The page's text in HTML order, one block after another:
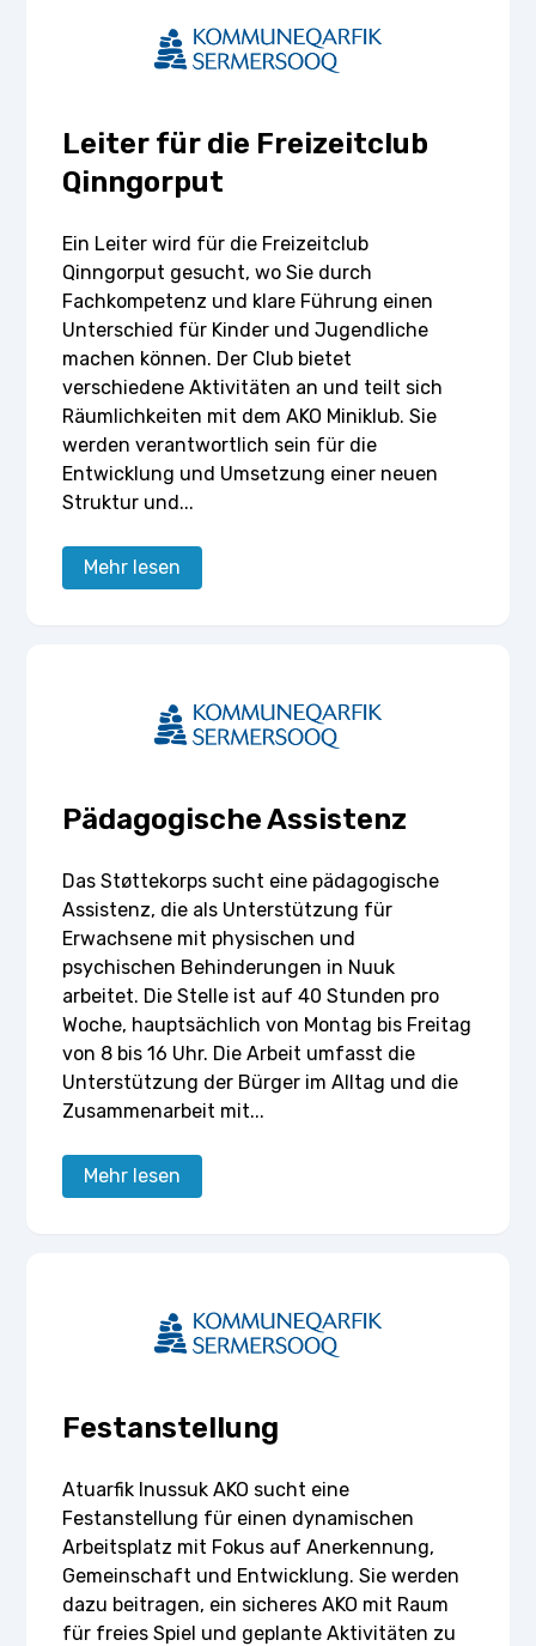
Leiter für die Freizeitclub
Qinngorput
Ein Leiter wird für die Freizeitclub
Qinngorput gesucht, wo Sie durch
Fachkompetenz und klare Führung einen
Unterschied für Kinder und Jugendliche
machen können. Der Club bietet
verschiedene Aktivitäten an und teilt sich
Räumlichkeiten mit dem AKO Miniklub. Sie
werden verantwortlich sein für die
Entwicklung und Umsetzung einer neuen
Struktur und...
Mehr lesen
Pädagogische Assistenz
Das Støttekorps sucht eine pädagogische
Assistenz, die als Unterstützung für
Erwachsene mit physischen und
psychischen Behinderungen in Nuuk
arbeitet. Die Stelle ist auf 40 Stunden pro
Woche, hauptsächlich von Montag bis Freitag
von 8 bis 16 Uhr. Die Arbeit umfasst die
Unterstützung der Bürger im Alltag und die
Zusammenarbeit mit...
Mehr lesen
Festanstellung
Atuarfik Inussuk AKO sucht eine
Festanstellung für einen dynamischen
Arbeitsplatz mit Fokus auf Anerkennung,
Gemeinschaft und Entwicklung. Sie werden
dazu beitragen, ein sicheres AKO mit Raum
für freies Spiel und geplante Aktivitäten zu